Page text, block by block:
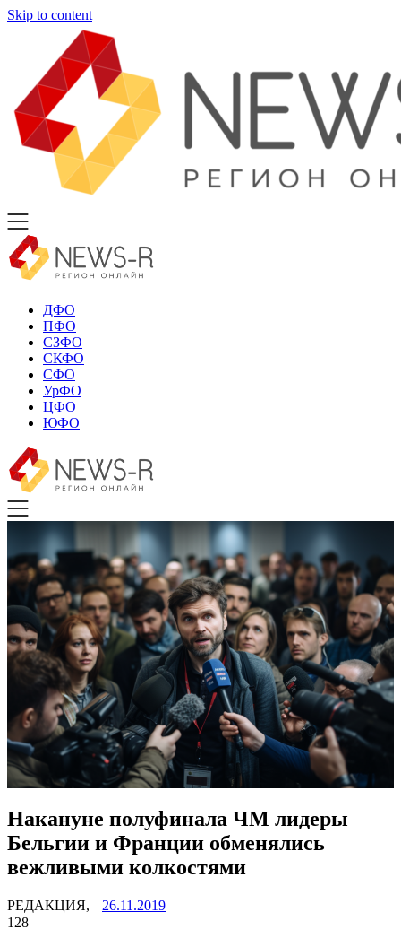
Skip to content
ДФО
ПФО
СЗФО
СКФО
СФО
УрФО
ЦФО
ЮФО
Накануне полуфинала ЧМ лидеры
Бельгии и Франции обменялись
вежливыми колкостями
РЕДАКЦИЯ, 26.11.2019 |
128